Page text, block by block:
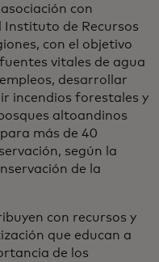
asociación con
de Recursos
con el objetivo
vitales de agua
desarrollar
incendios forestales y
altoandinos
más de 40
según la
de la
con recursos y
que educan a
de los